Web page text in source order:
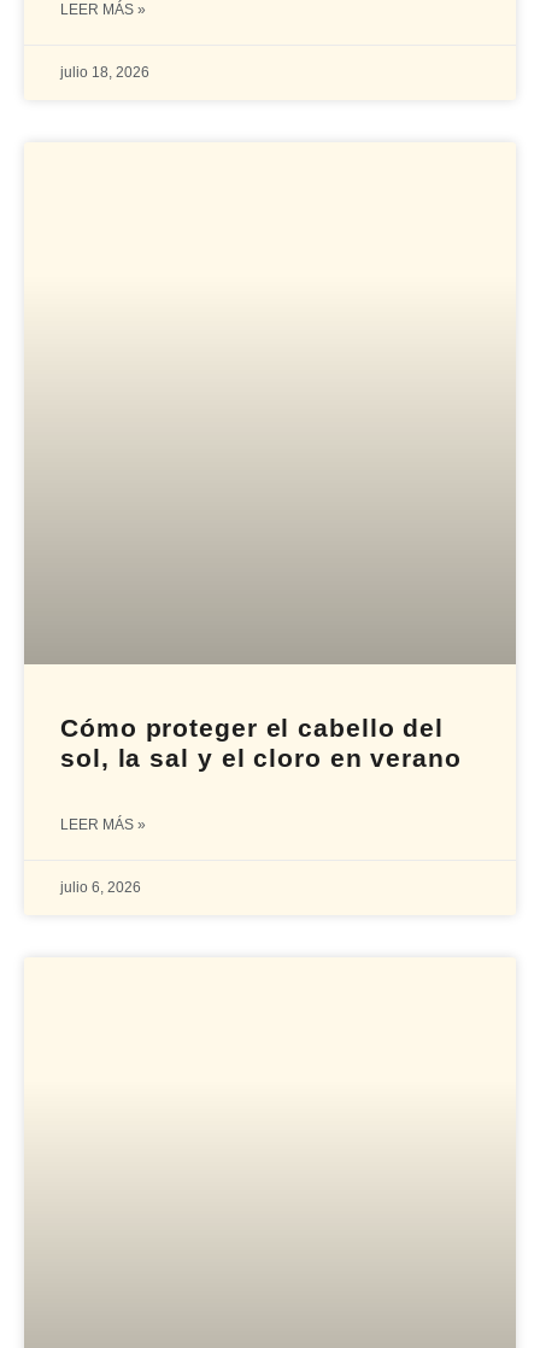
LEER MÁS »
julio 18, 2026
Cómo proteger el cabello del
sol, la sal y el cloro en verano
LEER MÁS »
julio 6, 2026